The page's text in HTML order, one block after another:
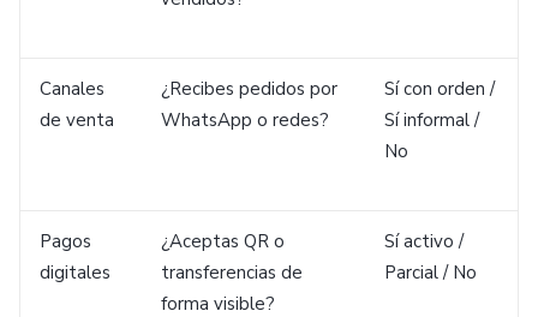
Canales
de venta
¿Recibes pedidos por
WhatsApp o redes?
Sí con orden /
Sí informal /
No
Pagos
digitales
¿Aceptas QR o
transferencias de
forma visible?
Sí activo /
Parcial / No